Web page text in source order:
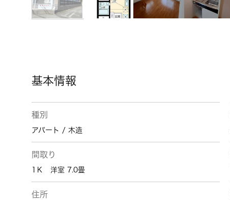
基本情報
種別
アパート / 木造
間取り
1Ｋ 洋室 7.0畳
住所